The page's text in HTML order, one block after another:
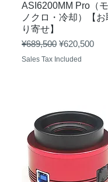
ASI6200MM Pro（モ
ノクロ・冷却）【お
り寄せ】
Regular Price
¥689,500 Sale Price
¥620,500
Sales Tax Included